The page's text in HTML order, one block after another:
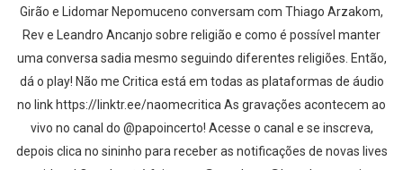
Girão e Lidomar Nepomuceno conversam com Thiago Arzakom,
Rev e Leandro Ancanjo sobre religião e como é possível manter
uma conversa sadia mesmo seguindo diferentes religiões. Então,
dá o play! Não me Critica está em todas as plataformas de áudio
no link https://linktr.ee/naomecritica As gravações acontecem ao
vivo no canal do @papoincerto! Acesse o canal e se inscreva,
depois clica no sininho para receber as notificações de novas lives